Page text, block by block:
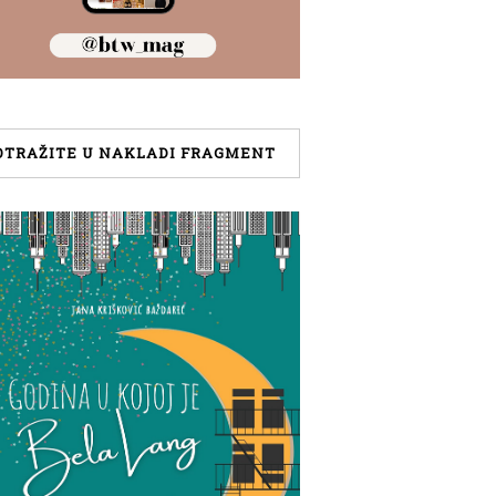
U NAKLADI FRAGMENT